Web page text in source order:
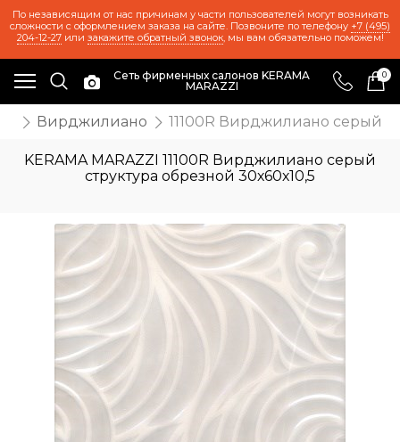
По независящим от нас причинам у части пользователей могут возникать
сложности с оформлением заказа на сайте. Позвоните по телефону +7 (495)
204-12-27или закажите обратный звонок, мы вам обязательно поможем!
Сеть фирменных салонов KERAMA
MARAZZI
0
Вирджилиано 11100R Вирджилиано серый
KERAMA MARAZZI 11100R Вирджилиано серый
структура обрезной 30х60х10,5